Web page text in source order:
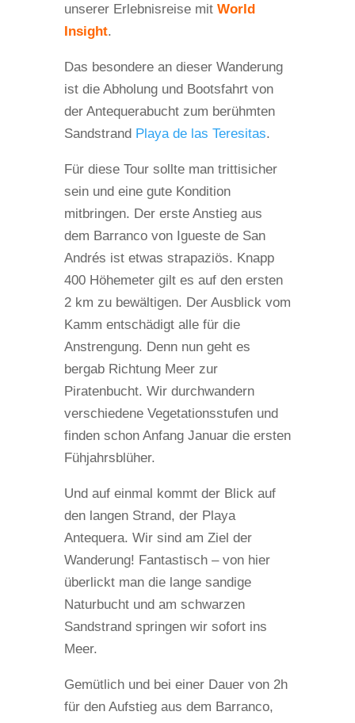
unserer Erlebnisreise mit World
Insight.
Das besondere an dieser Wanderung
ist die Abholung und Bootsfahrt von
der Antequerabucht zum berühmten
Sandstrand Playa de las Teresitas.
Für diese Tour sollte man trittisicher
sein und eine gute Kondition
mitbringen. Der erste Anstieg aus
dem Barranco von Igueste de San
Andrés ist etwas strapaziös. Knapp
400 Höhemeter gilt es auf den ersten
2 km zu bewältigen. Der Ausblick vom
Kamm entschädigt alle für die
Anstrengung. Denn nun geht es
bergab Richtung Meer zur
Piratenbucht. Wir durchwandern
verschiedene Vegetationsstufen und
finden schon Anfang Januar die ersten
Fühjahrsblüher.
Und auf einmal kommt der Blick auf
den langen Strand, der Playa
Antequera. Wir sind am Ziel der
Wanderung! Fantastisch – von hier
überlickt man die lange sandige
Naturbucht und am schwarzen
Sandstrand springen wir sofort ins
Meer.
Gemütlich und bei einer Dauer von 2h
für den Aufstieg aus dem Barranco,